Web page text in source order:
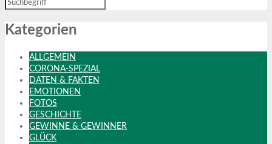
Kategorien
ALLGEMEIN
CORONA-SPEZIAL
DATEN & FAKTEN
EMOTIONEN
FOTOS
GESCHICHTE
GEWINNE & GEWINNER
GLÜCK